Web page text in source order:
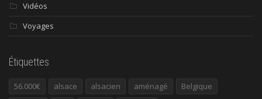
Vidéos
Voyages
Étiquettes
56.000€ alsace alsacien aménagé
Belgique